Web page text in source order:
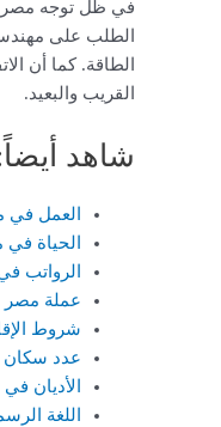
في ظل توجه مصر
الطلب على
الطاقة. كما أن
القريب والبعيد.
شاهد
العمل في
الحياة
الرواتب
عملة مصر
شروط
عدد سكان
الأديان
اللغة